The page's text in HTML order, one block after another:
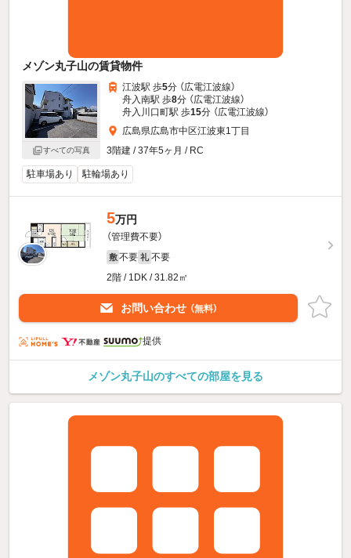
メゾン丸子山の賃貸物件
すべての写真
江波駅 歩5分 （広電江波線）
舟入南駅 歩8分 （広電江波線）
舟入川口町駅 歩15分 （広電江波線）
広島県広島市中区江波東1丁目
3階建 / 37年5ヶ月 / RC
駐車場あり 駐輪場あり
5万円
（管理費不要）
敷 不要 礼 不要
2階 / 1DK / 31.82㎡
お問い合わせ （無料）
提供
メゾン丸子山のすべての部屋を見る